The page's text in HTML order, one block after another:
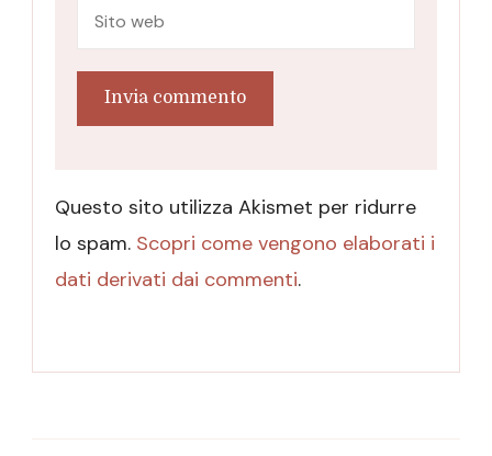
Questo sito utilizza Akismet per ridurre
lo spam. Scopri come vengono elaborati i
dati derivati dai commenti.